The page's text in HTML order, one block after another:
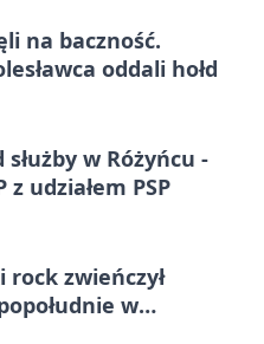
na baczność.
oddali hołd
w Różyńcu -
z udziałem PSP
zwieńczył
w